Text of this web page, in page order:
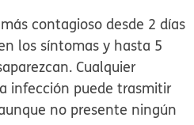
contagioso desde 2 días
los síntomas y hasta 5
Cualquier
infección puede trasmitir
no presente ningún